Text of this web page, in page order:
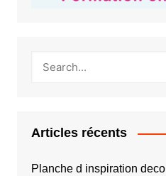
Articles récents
Planche d inspiration